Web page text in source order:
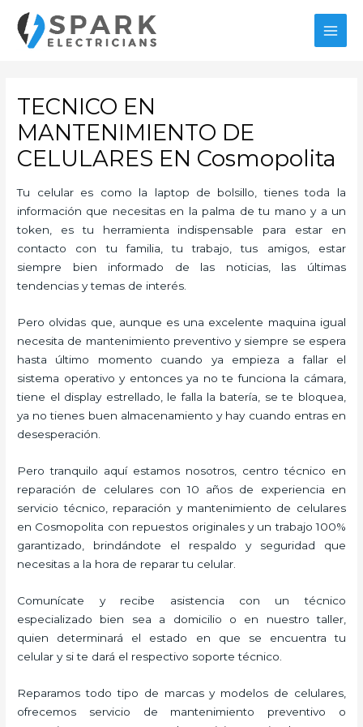
contenido
TECNICO EN
MANTENIMIENTO DE
CELULARES EN Cosmopolita
Tu celular es como la laptop de bolsillo, tienes toda la
información que necesitas en la palma de tu mano y a un
token, es tu herramienta indispensable para estar en
contacto con tu familia, tu trabajo, tus amigos, estar
siempre bien informado de las noticias, las últimas
tendencias y temas de interés.
Pero olvidas que, aunque es una excelente maquina igual
necesita de mantenimiento preventivo y siempre se espera
hasta último momento cuando ya empieza a fallar el
sistema operativo y entonces ya no te funciona la cámara,
tiene el display estrellado, le falla la batería, se te bloquea,
ya no tienes buen almacenamiento y hay cuando entras en
desesperación.
Pero tranquilo aquí estamos nosotros, centro técnico en
reparación de celulares con 10 años de experiencia en
servicio técnico, reparación y mantenimiento de celulares
en Cosmopolita con repuestos originales y un trabajo 100%
garantizado, brindándote el respaldo y seguridad que
necesitas a la hora de reparar tu celular.
Comunícate y recibe asistencia con un técnico
especializado bien sea a domicilio o en nuestro taller,
quien determinará el estado en que se encuentra tu
celular y si te dará el respectivo soporte técnico.
Reparamos todo tipo de marcas y modelos de celulares,
ofrecemos servicio de mantenimiento preventivo o